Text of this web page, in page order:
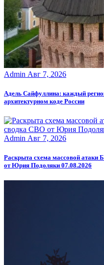
Admin Авг 7, 2026
Адель Сайфуллина: каждый
архитектурном коде России
Admin Авг 7, 2026
Раскрыта схема массовой
от Юрия Подоляки 07.08.2026